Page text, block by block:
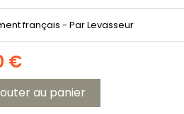
français - Par Levasseur
€
au panier